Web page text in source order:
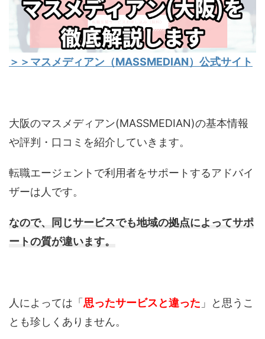
＞＞マスメディアン（MASSMEDIAN）公式サイト
大阪のマスメディアン(MASSMEDIAN)の基本情報
や評判・口コミを紹介していきます。
転職エージェントで利用者をサポートするアドバイ
ザーは人です。
なので、同じサービスでも地域の拠点によってサポ
ートの質が違います。
人によっては「思ったサービスと違った 」と思うこ
とも珍しくありません。